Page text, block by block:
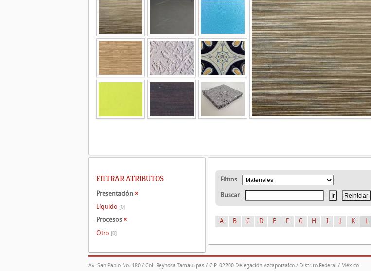
Filtros
Buscar
A B C D E F G H I K L
FILTRAR ATRIBUTOS
Presentación ×
Líquido [0]
Procesos ×
Otro [0]
Av. San Pablo No. 180 / Col. Reynosa Tamaulipas / C.P. 02200 Delegación Azcapotzalco / Distrito Federal / México